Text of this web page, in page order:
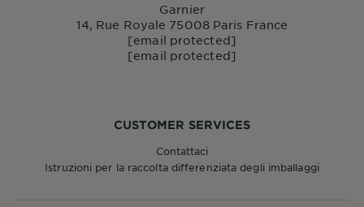
CUSTOMER SERVICES
Contattaci
Istruzioni per la raccolta differenziata degli imballaggi
Garnier
14, Rue Royale 75008 Paris France
[email protected]
[email protected]